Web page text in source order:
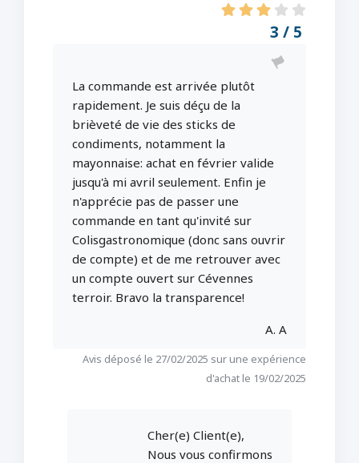
3 / 5
La commande est arrivée plutôt
rapidement. Je suis déçu de la
brièveté de vie des sticks de
condiments, notamment la
mayonnaise: achat en février valide
jusqu'à mi avril seulement. Enfin je
n'apprécie pas de passer une
commande en tant qu'invité sur
Colisgastronomique (donc sans ouvrir
de compte) et de me retrouver avec
un compte ouvert sur Cévennes
terroir. Bravo la transparence!
A. A
Avis déposé le 27/02/2025 sur une expérience
d'achat le 19/02/2025
Cher(e) Client(e),
Nous vous confirmons